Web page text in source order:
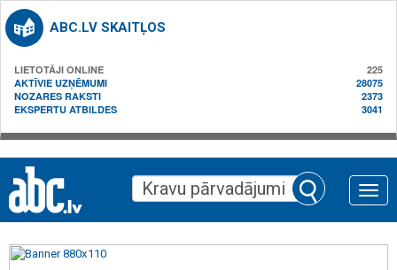
ABC.LV SKAITĻOS
LIETOTĀJI ONLINE
225
AKTĪVIE UZŅĒMUMI
28075
NOZARES RAKSTI
2373
EKSPERTU ATBILDES
3041
Toggle